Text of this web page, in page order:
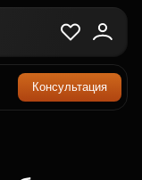
Консультация